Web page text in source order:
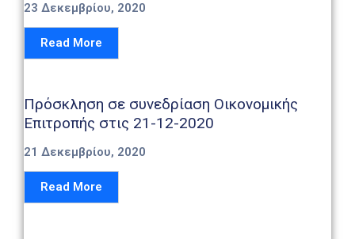
23 Δεκεμβρίου, 2020
Read More
Πρόσκληση σε συνεδρίαση Οικονομικής
Επιτροπής στις 21-12-2020
21 Δεκεμβρίου, 2020
Read More